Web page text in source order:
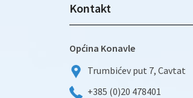
Kontakt
Općina Konavle
Trumbićev put 7, Cavtat
+385 (0)20 478401